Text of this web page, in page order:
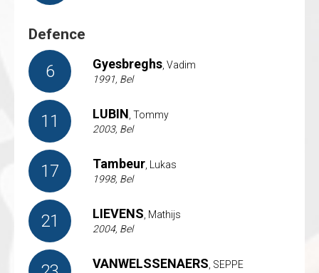
Defence
6 Gyesbreghs , Vadim
1991, Bel
11 LUBIN , Tommy
2003, Bel
17 Tambeur , Lukas
1998, Bel
21 LIEVENS , Mathijs
2004, Bel
VANWELSSENAERS , SEPPE